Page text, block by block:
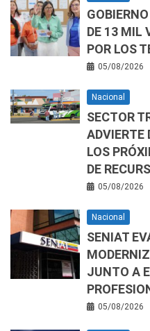
DE 13 MIL
POR LOS
05/08/2026
Nacional
SECTOR
ADVIERTE
LOS
DE
05/08/2026
Nacional
SENIAT
JUNTO A
05/08/2026